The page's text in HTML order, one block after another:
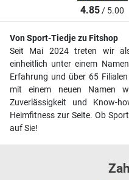
4.85/ 5.00
Von Sport-Tiedje zu Fitshop
Seit Mai 2024 treten wir
einheitlich unter einem
Erfahrung und über 65
mit einem neuen Namen
Zuverlässigkeit und Know-
Heimfitness zur Seite. Ob
auf Sie!